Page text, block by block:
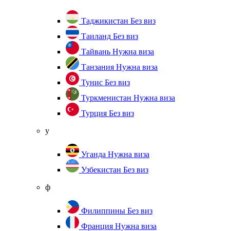
Таджикистан Без виз
Таиланд Без виз
Тайвань Нужна виза
Танзания Нужна виза
Тунис Без виз
Туркменистан Нужна виза
Турция Без виз
у
Уганда Нужна виза
Узбекистан Без виз
ф
Филиппины Без виз
Франция Нужна виза